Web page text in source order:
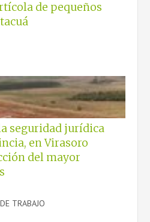
de pequeños
seguridad jurídica
en Virasoro
del mayor
TRABAJO